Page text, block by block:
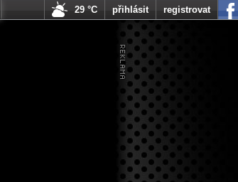
29 °C přihlásit registrovat